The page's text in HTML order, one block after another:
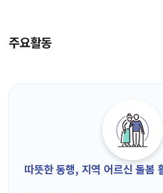
주요활동
따뜻한 동행, 지역 어르신 돌봄